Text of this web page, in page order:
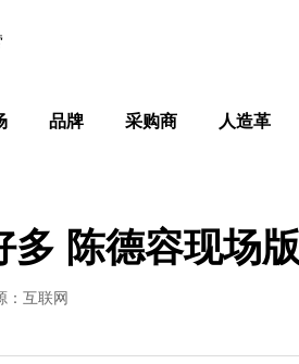
品牌 采购商 人造革
多 陈德容现场
：互联网